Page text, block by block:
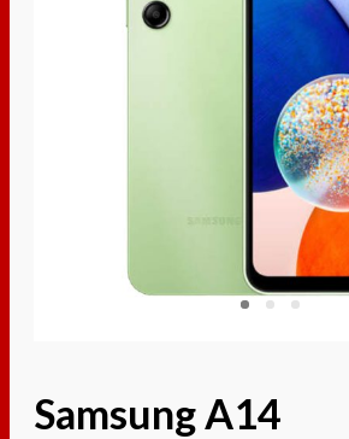
Samsung A14